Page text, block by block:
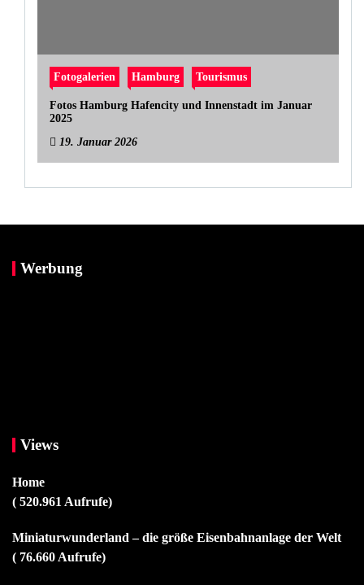
Fotogalerien Hamburg Tourismus
Fotos Hamburg Hafencity und Innenstadt im Januar
2025
19. Januar 2026
Werbung
Views
Home
( 520.961 Aufrufe)
Miniaturwunderland – die größe Eisenbahnanlage der Welt
( 76.660 Aufrufe)